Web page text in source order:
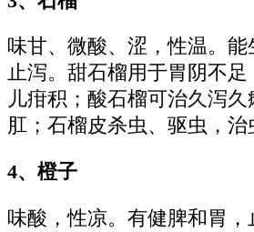
味甘、微酸、涩，性温。能
止泻。甜石榴用于胃阴不
儿疳积；酸石榴可治久泻
肛；石榴皮杀虫、驱虫，治
4、橙子
味酸，性凉。有健脾和胃，